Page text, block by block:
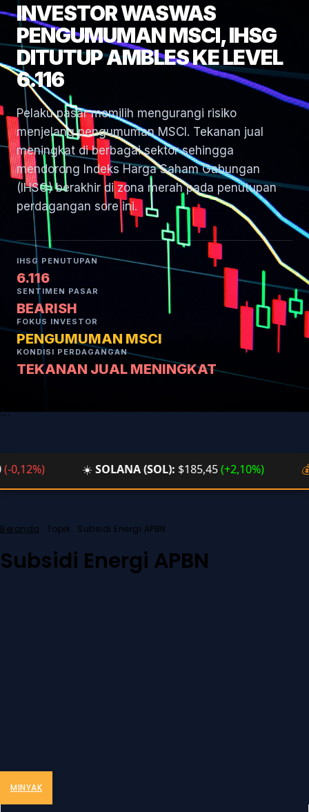
INVESTOR WASWAS
PENGUMUMAN MSCI, IHSG
DITUTUP AMBLES KE LEVEL
6.116
Pelaku pasar memilih mengurangi risiko
menjelang pengumuman MSCI. Tekanan jual
meningkat di berbagai sektor sehingga
mendorong Indeks Harga Saham Gabungan
(IHSG) berakhir di zona merah pada penutupan
perdagangan sore ini.
IHSG PENUTUPAN
6.116
SENTIMEN PASAR
BEARISH
FOKUS INVESTOR
PENGUMUMAN MSCI
KONDISI PERDAGANGAN
TEKANAN JUAL MENINGKAT
```
SOLANA (SOL):$185,45(+2,10%)
Beranda Topik Subsidi Energi APBN
Subsidi Energi APBN
MINYAK